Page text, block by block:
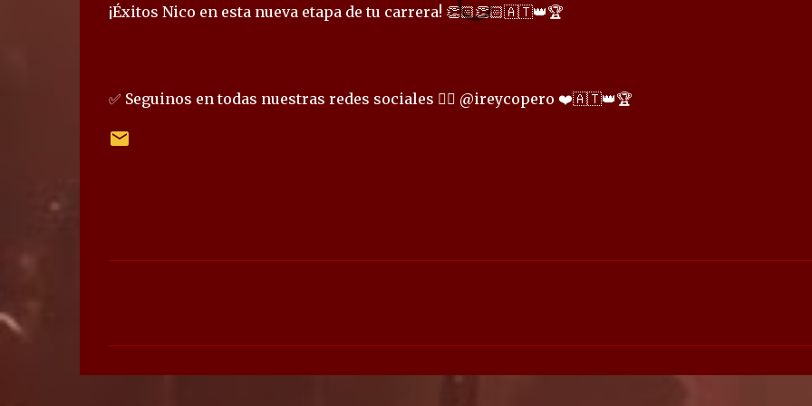
¡Éxitos Nico en esta nueva etapa de tu carrera! 👏🏻👏🏻🇦🇹👑🏆
✅ Seguinos en todas nuestras redes sociales 👉🏻 @ireycopero ❤️🇦🇹👑🏆